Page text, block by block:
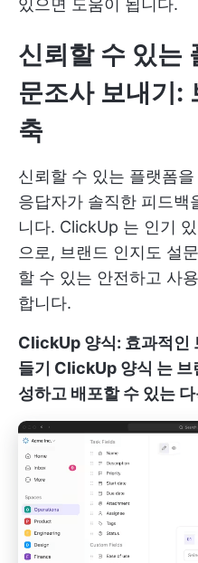
있으면 도움이 됩니다.
신뢰할 수 있는
문조사 보내기:
축
신뢰할 수 있는 플랫폼
응답자가 솔직한 피드백
니다. ClickUp 는 인기
으로, 브랜드 인지도 설
할 수 있는 안전하고 사
합니다.
ClickUp 양식: 효과적인
들기 ClickUp 양식 는 브
성하고 배포할 수 있는